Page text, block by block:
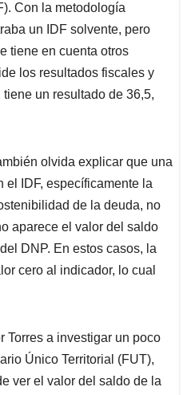
Con la metodología
un IDF solvente, pero
tiene en cuenta otros
los resultados fiscales y
un resultado de 36,5,
olvida explicar que una
el IDF, específicamente la
de la deuda, no
aparece el valor del saldo
DNP. En estos casos, la
cero al indicador, lo cual
Torres a investigar un poco
Único Territorial (FUT),
ver el valor del saldo de la